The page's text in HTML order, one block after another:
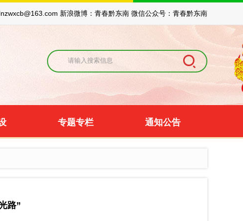
新浪微博：青春黔东南 微信公众号：青春黔东南
专题专栏 通知公告
路”